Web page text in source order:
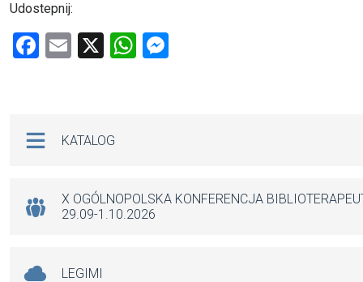
Udostepnij:
F
o
k
E
X
W
p
KATALOG
X OGÓLNOPOLSKA KONFERENCJA
29.09-1.10.2026
LEGIMI